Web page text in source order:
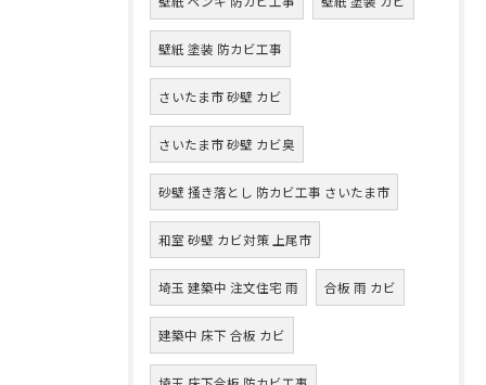
壁紙 塗装 防カビ工事
さいたま市 砂壁 カビ
さいたま市 砂壁 カビ臭
砂壁 掻き落とし 防カビ工事 さいたま市
和室 砂壁 カビ対策 上尾市
埼玉 建築中 注文住宅 雨 合板 雨 カビ
建築中 床下 合板 カビ